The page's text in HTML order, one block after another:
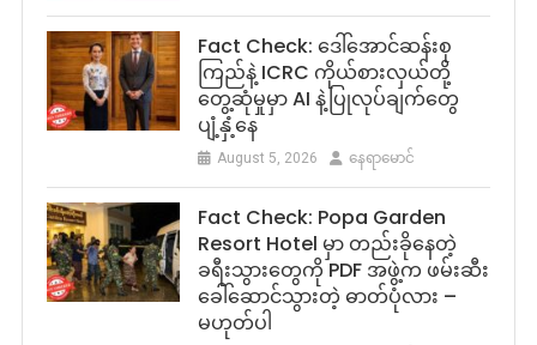
Fact Check: ဒေါ်အောင်ဆန်းစု
ကြည်နဲ့ ICRC ကိုယ်စားလှယ်တို့
တွေ့ဆုံမှုမှာ AI နဲ့ပြုလုပ်ချက်တွေ
ပျံ့နှံ့နေ
August 5, 2026 နေရာမောင်
Fact Check: Popa Garden
Resort Hotel မှာ တည်းခိုနေတဲ့
ခရီးသွားတွေကို PDF အဖွဲ့က ဖမ်းဆီး
ခေါ်ဆောင်သွားတဲ့ ဓာတ်ပုံလား –
မဟုတ်ပါ